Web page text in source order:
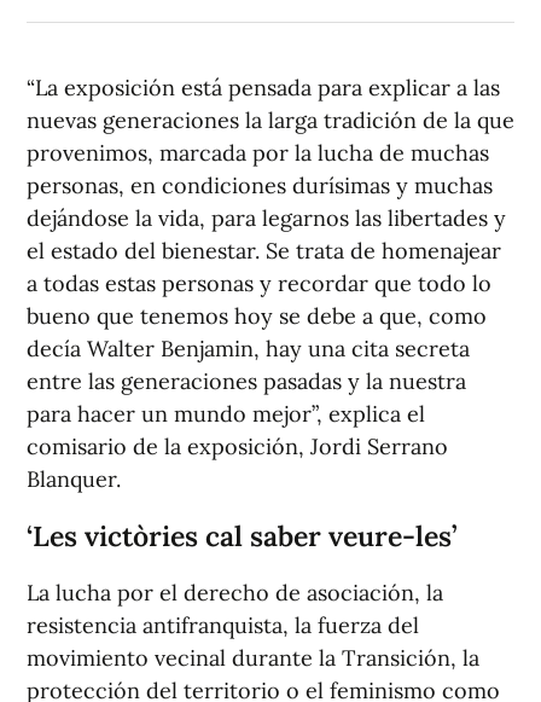
“La exposición está pensada para explicar a las
nuevas generaciones la larga tradición de la que
provenimos, marcada por la lucha de muchas
personas, en condiciones durísimas y muchas
dejándose la vida, para legarnos las libertades y
el estado del bienestar. Se trata de homenajear
a todas estas personas y recordar que todo lo
bueno que tenemos hoy se debe a que, como
decía Walter Benjamin, hay una cita secreta
entre las generaciones pasadas y la nuestra
para hacer un mundo mejor”, explica el
comisario de la exposición, Jordi Serrano
Blanquer.
‘Les victòries cal saber veure-les’
La lucha por el derecho de asociación, la
resistencia antifranquista, la fuerza del
movimiento vecinal durante la Transición, la
protección del territorio o el feminismo como